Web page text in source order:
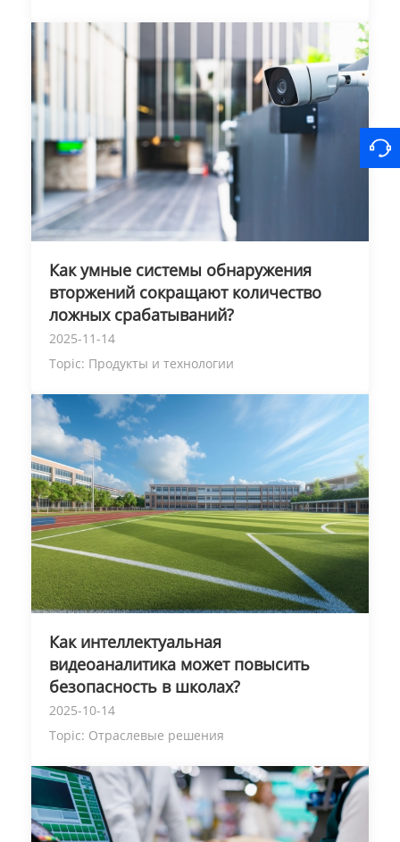
Как умные системы обнаружения
вторжений сокращают количество
ложных срабатываний?
2025-11-14
Topic: Продукты и технологии
Как интеллектуальная
видеоаналитика может повысить
безопасность в школах?
2025-10-14
Topic: Отраслевые решения